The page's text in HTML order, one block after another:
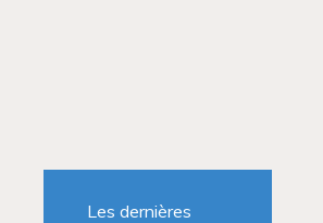
Les dernières